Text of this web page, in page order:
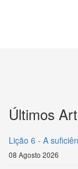
Últimos
Lição 6 - A
08 Agosto 2026